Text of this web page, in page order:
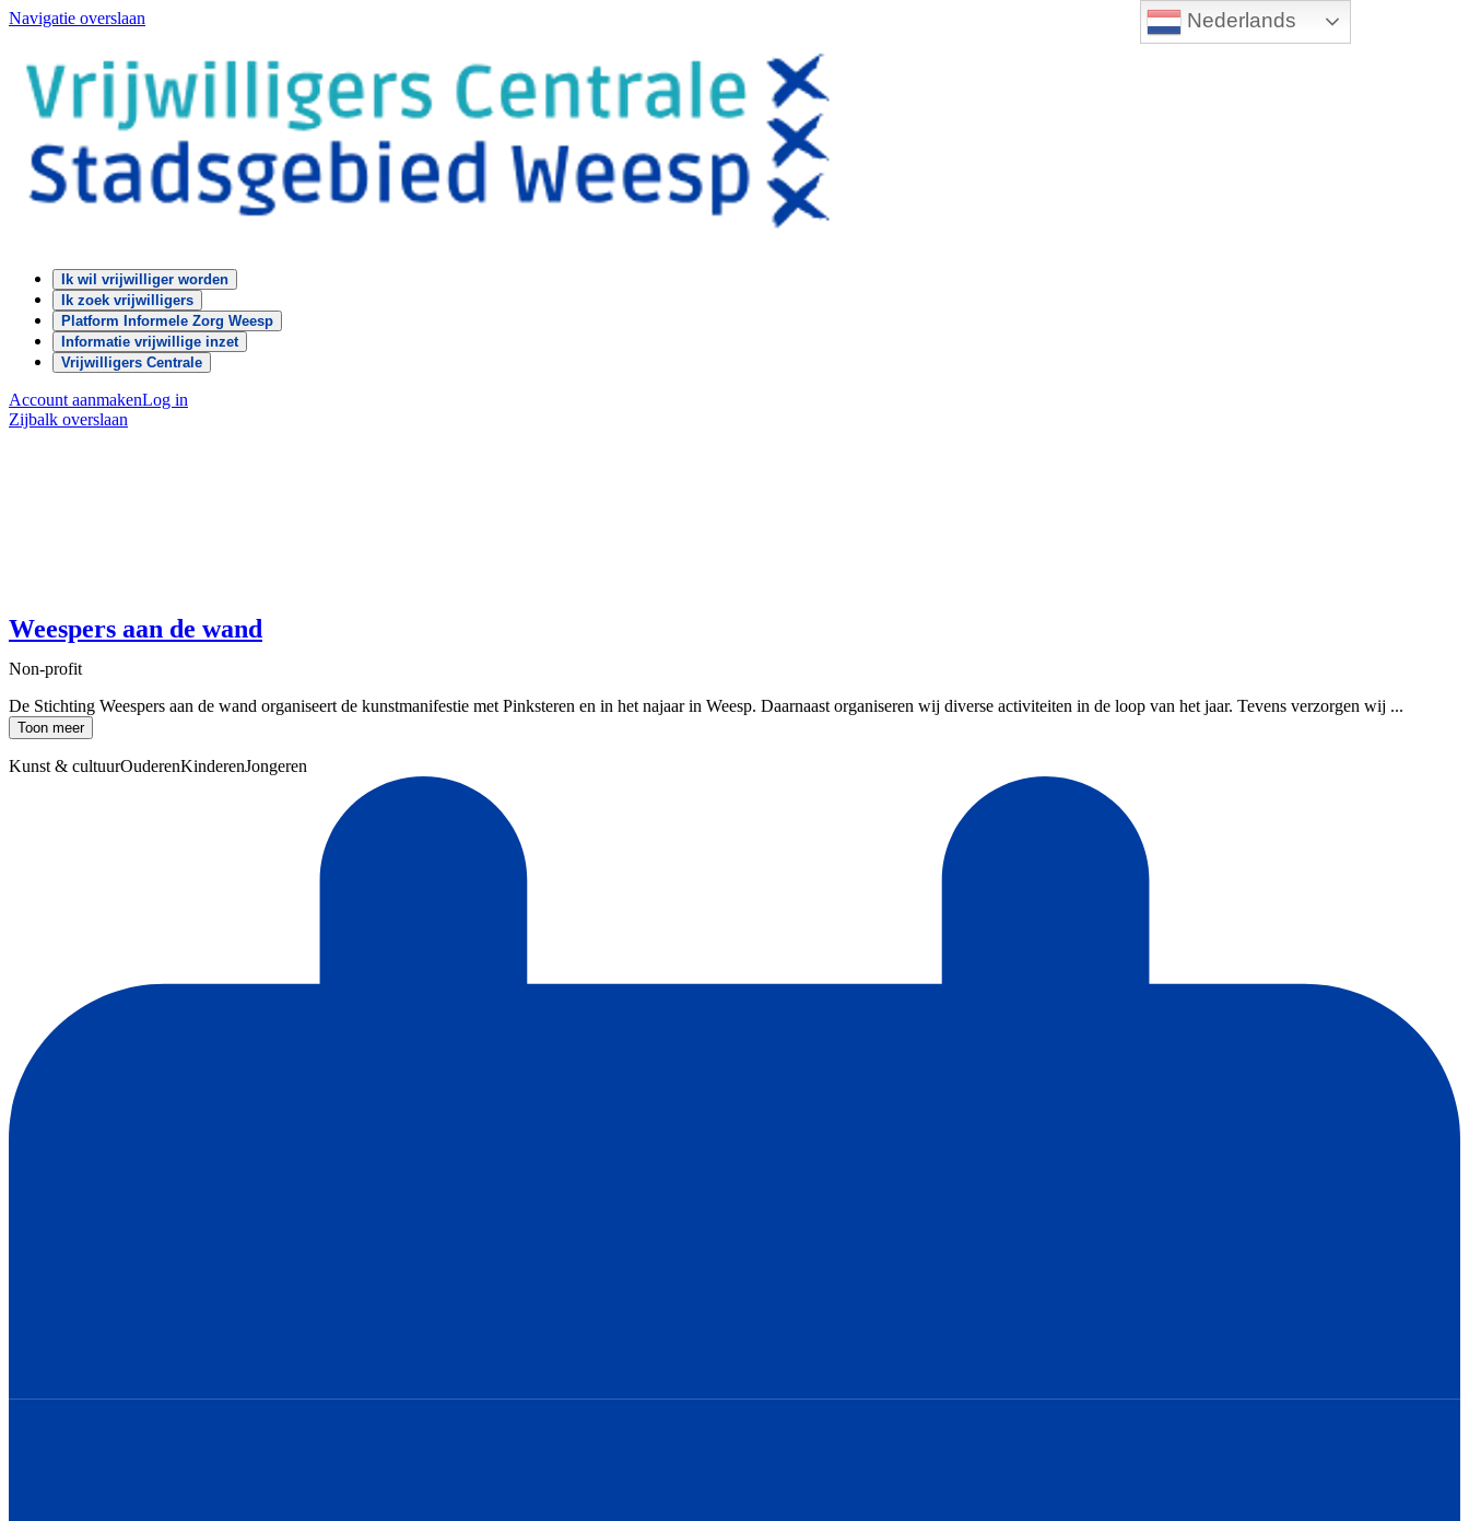
Nederlands
Navigatie overslaan
Ik wil vrijwilliger worden
Ik zoek vrijwilligers
Platform Informele Zorg Weesp
Informatie vrijwillige inzet
Vrijwilligers Centrale
Account aanmakenLog in
Zijbalk overslaan
Weespers aan de wand
Non-profit
De Stichting Weespers aan de wand organiseert de kunstmanifestie met Pinksteren en in het najaar in Weesp. Daarnaast organiseren wij diverse activiteiten in de loop van het jaar. Tevens verzorgen wij ...
Toon meer
Kunst & cultuurOuderenKinderenJongeren